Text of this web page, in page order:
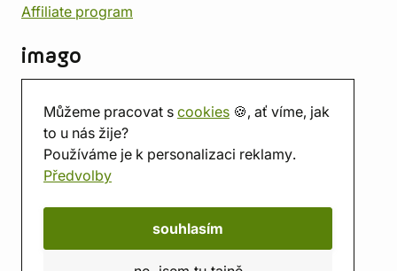
Můžeme pracovat s cookies 🍪, ať víme, jak
to u nás žije?
Používáme je k personalizaci reklamy.
Předvolby
souhlasím
Affiliate program
imago
Prodejna
Herna
O nás
Hodnocení obchodu